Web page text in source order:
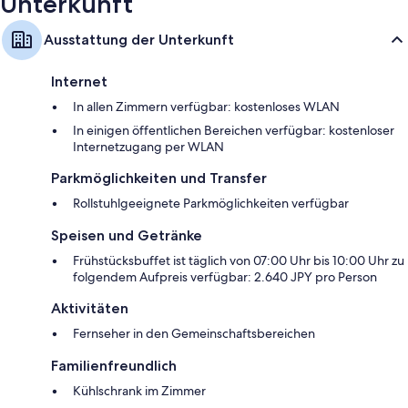
Ausstattung der Unterkunft
Internet
In allen Zimmern verfügbar: kostenloses WLAN
In einigen öffentlichen Bereichen verfügbar: kostenloser
Internetzugang per WLAN
Parkmöglichkeiten und Transfer
Rollstuhlgeeignete Parkmöglichkeiten verfügbar
Speisen und Getränke
Frühstücksbuffet ist täglich von 07:00 Uhr bis 10:00 Uhr zu
folgendem Aufpreis verfügbar: 2.640 JPY pro Person
Aktivitäten
Fernseher in den Gemeinschaftsbereichen
Familienfreundlich
Kühlschrank im Zimmer